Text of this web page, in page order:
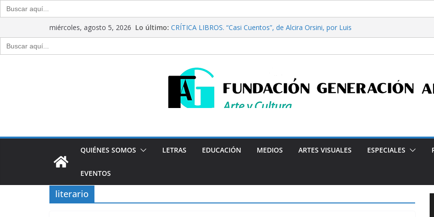
Buscar:
al
contenido
miércoles, agosto 5, 2026 Lo último: CRÍTICA LIBROS. “Casi Cuentos”, de Alcira Orsini, por Luis
Raúl Calvo y Nora Patricia Nardo
Generación Abierta en Radio: Emisión N° 972, Lunes 03 de
Agosto de 2026
“Crónicas Barriales”, Emisión N°175, Sábado 01 de Agosto de
2026
Generación Abierta en Radio: Emisión N° 971, Lunes 27 de
Julio de 2026
Buscar:
QUIÉNES SOMOS LETRAS EDUCACIÓN MEDIOS ARTES VISUALES ESPECIALES
EVENTOS
literario